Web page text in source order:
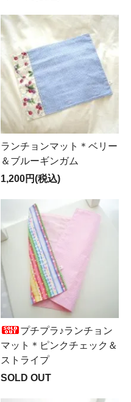
ランチョンマット＊ベリー
＆ブルーギンガム
1,200円(税込)
プチプラ♪ランチョン
マット＊ピンクチェック＆
ストライプ
SOLD OUT